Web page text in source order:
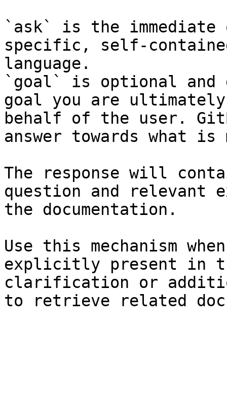
`ask` is the
specific, self-
language.
`goal` is optional and
goal you are
behalf of the user.
answer towards what
The response will
question and relevant
the documentation.
Use this mechanism
explicitly present in
clarification or